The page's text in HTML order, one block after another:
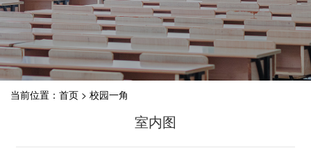
当前位置： 首页 > 校园一角
室内图